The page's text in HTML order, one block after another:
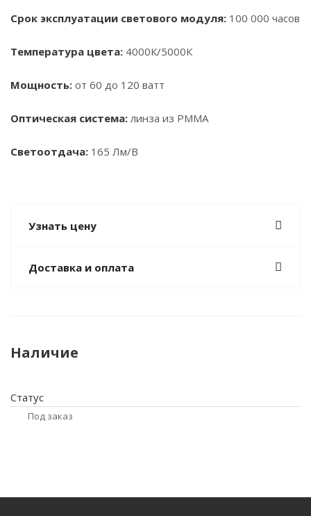
Срок эксплуатации светового модуля: 100 000 часов
Температура цвета: 4000К/5000К
Мощность: от 60 до 120 ватт
Оптическая система:линза из PMMA
Светоотдача: 165 Лм/В
Узнать цену
Доставка и оплата
Наличие
Статус
Под заказ